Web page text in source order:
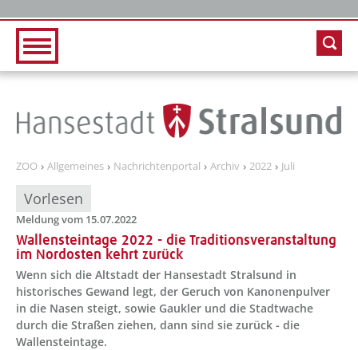
ZOO Allgemeines Nachrichtenportal Archiv 2022 Juli
Vorlesen
Meldung vom 15.07.2022
Wallensteintage 2022 - die Traditionsveranstaltung
im Nordosten kehrt zurück
Wenn sich die Altstadt der Hansestadt Stralsund in
historisches Gewand legt, der Geruch von Kanonenpulver
in die Nasen steigt, sowie Gaukler und die Stadtwache
durch die Straßen ziehen, dann sind sie zurück - die
Wallensteintage.